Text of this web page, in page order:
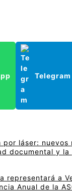
Telegram
por láser: nuevos
documental y la
representará a
Anual de la